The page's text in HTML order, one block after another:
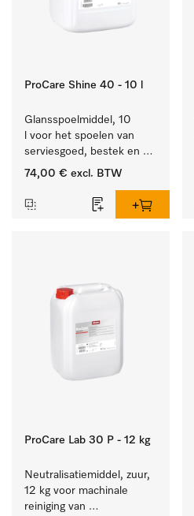
ProCare Shine 40 - 10 l
Glansspoelmiddel, 10
l voor het spoelen van
serviesgoed, bestek en
ideaal voor glazen.
74,00 € excl. BTW
ProCare Lab 30 P - 12 kg
Neutralisatiemiddel, zuur,
12 kg voor machinale
reiniging van